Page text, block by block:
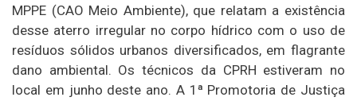
MPPE (CAO Meio Ambiente), que relatam a existência
desse aterro irregular no corpo hídrico com o uso de
resíduos sólidos urbanos diversificados, em flagrante
dano ambiental. Os técnicos da CPRH estiveram no
local em junho deste ano. A 1ª Promotoria de Justiça